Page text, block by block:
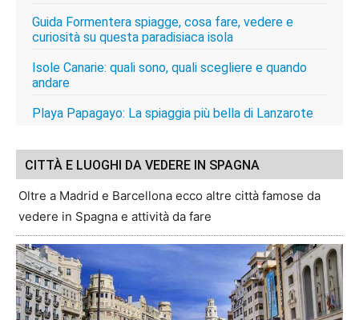
Guida Formentera spiagge, cosa fare, vedere e
curiosità su questa paradisiaca isola
Isole Canarie: quali sono, quali scegliere e quando
andare
Playa Papagayo: La spiaggia più bella di Lanzarote
CITTÀ E LUOGHI DA VEDERE IN SPAGNA
Oltre a Madrid e Barcellona ecco altre città famose da
vedere in Spagna e attività da fare